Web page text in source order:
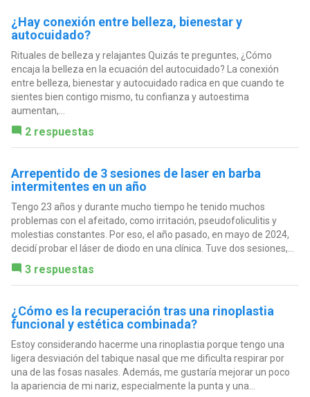
¿Hay conexión entre belleza, bienestar y
autocuidado?
Rituales de belleza y relajantes Quizás te preguntes, ¿Cómo
encaja la belleza en la ecuación del autocuidado? La conexión
entre belleza, bienestar y autocuidado radica en que cuando te
sientes bien contigo mismo, tu confianza y autoestima
aumentan,...
2 respuestas
Arrepentido de 3 sesiones de laser en barba
intermitentes en un año
Tengo 23 años y durante mucho tiempo he tenido muchos
problemas con el afeitado, como irritación, pseudofoliculitis y
molestias constantes. Por eso, el año pasado, en mayo de 2024,
decidí probar el láser de diodo en una clínica. Tuve dos sesiones,...
3 respuestas
¿Cómo es la recuperación tras una rinoplastia
funcional y estética combinada?
Estoy considerando hacerme una rinoplastia porque tengo una
ligera desviación del tabique nasal que me dificulta respirar por
una de las fosas nasales. Además, me gustaría mejorar un poco
la apariencia de mi nariz, especialmente la punta y una...